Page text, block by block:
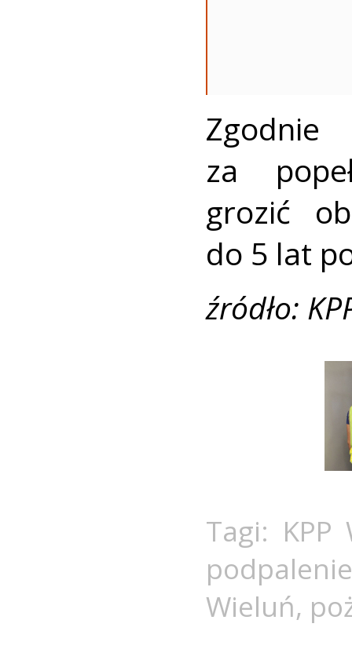
za
grozić
do 5 lat
źródło:
Tagi: KPP
podpalenie
Wieluń,